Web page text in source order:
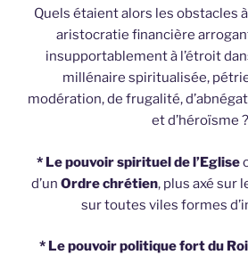
Quels étaient alors les obstacles
aristocratie financière
insupportablement à l’étroit
millénaire spiritualisée,
modération, de frugalité,
et d’héroïsme ?
* Lepouvoir spirituel de l’Eglise
d’un Ordre chrétien, plus axé sur
sur toutes viles formes
* Lepouvoir politique fort du Roi